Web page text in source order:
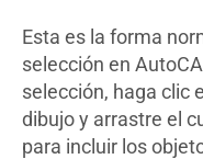
Esta es la forma
selección en
selección, haga clic
dibujo y arrastre el
para incluir los